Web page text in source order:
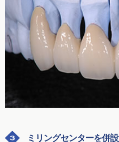
ミリングセンターを併設